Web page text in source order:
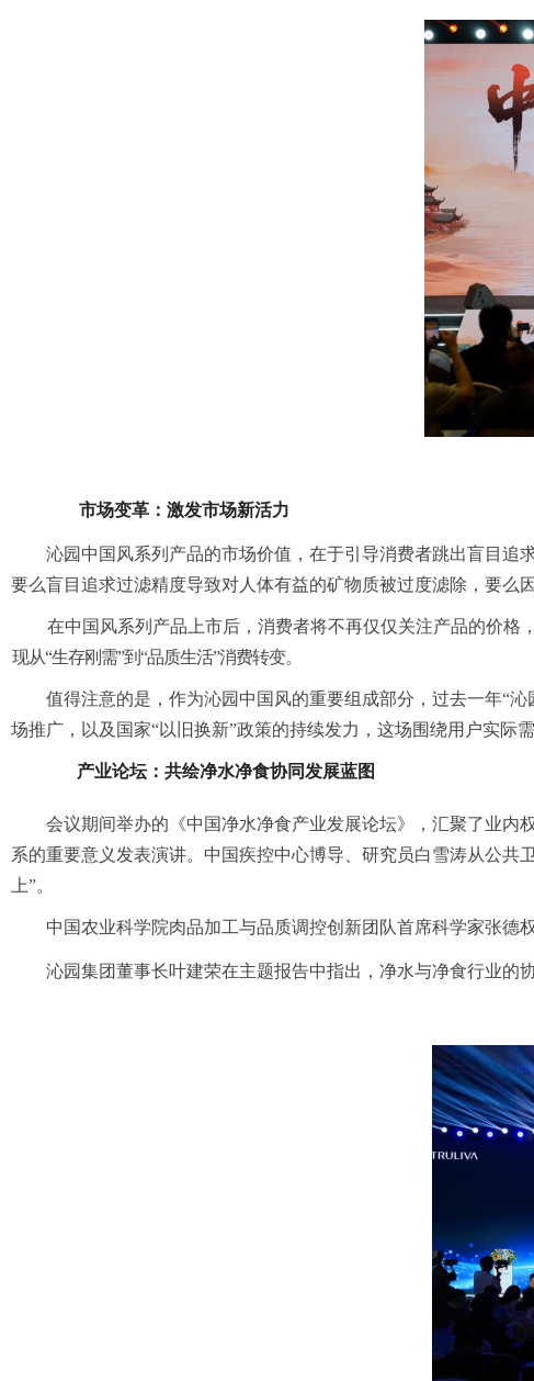
市场变革：激发市场新活力
沁园中国风系列产品的市场价值 ，在于引导消费者跳出盲目追
要么盲目追求过滤精度导致对人体有益的矿物质被过度滤除，要么
在中国风系列产品上市后， 消费者将不再仅仅关注产品的价格 ，
现从“生存刚需”到“品质生活”消费转变。
值得注意的是 ，作为沁园中国风的重要组成部分 ，过去一年“沁
场推广， 以及国家“以旧换新”政策的持续发力，这场围绕用户实际
产业论坛：共绘净水净食协同发展蓝图
会议期间举办的《中国净水净食产业发展论坛》， 汇聚了业内
系的重要意义发表演讲。中国疾控中心博导、研究员白雪涛从公共
上”。
中国农业科学院肉品加工与品质调控创新团队首席科学家张德
沁园集团董事长叶建荣在主题报告中指出，净水与净食行业的